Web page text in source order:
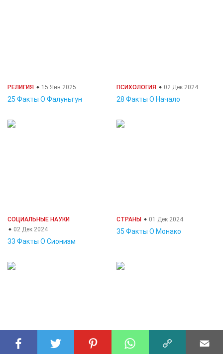
РЕЛИГИЯ 15 Янв 2025
25 Факты О Фалуньгун
ПСИХОЛОГИЯ 02 Дек 2024
28 Факты О Начало
СОЦИАЛЬНЫЕ НАУКИ
02 Дек 2024
33 Факты О Сионизм
СТРАНЫ 01 Дек 2024
35 Факты О Монако